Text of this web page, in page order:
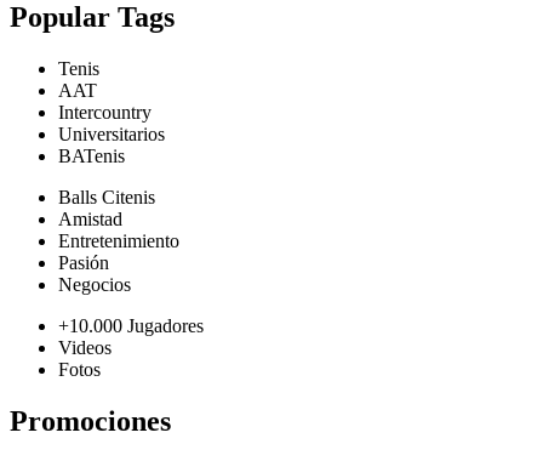
Popular Tags
Tenis
AAT
Intercountry
Universitarios
BATenis
Balls Citenis
Amistad
Entretenimiento
Pasión
Negocios
+10.000 Jugadores
Videos
Fotos
Promociones